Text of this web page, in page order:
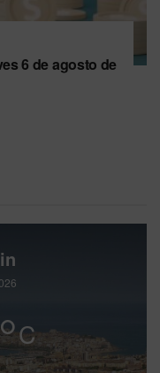
6 de agosto de
°C